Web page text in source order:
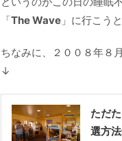
「The Wave 」に行こう
ちなみに、２００８年８
↓
ただ
選方